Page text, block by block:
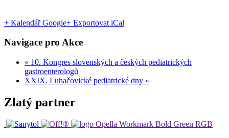
+ Kalendář Google+ Exportovat iCal
Navigace pro Akce
« 10. Kongres slovenských a českých pediatrických
gastroenterologů
XXIX. Luhačovické pediatrické dny »
Zlatý partner